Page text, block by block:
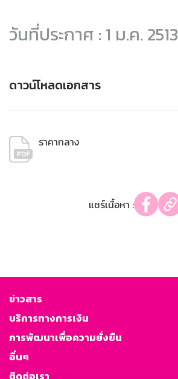
วันที่ประกาศ : 1 ม.ค. 2513
ดาวน์โหลดเอกสาร
ราคากลาง
แชร์เนื้อหา :
ข่าวสาร
บริการทางการเงิน
การพัฒนาเพื่อความยั่งยืน
อื่นๆ